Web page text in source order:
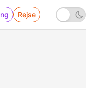
Rejse